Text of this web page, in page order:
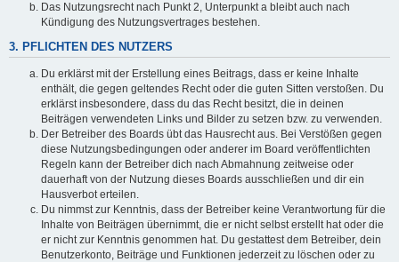
Das Nutzungsrecht nach Punkt 2, Unterpunkt a bleibt auch nach
Kündigung des Nutzungsvertrages bestehen.
3. PFLICHTEN DES NUTZERS
Du erklärst mit der Erstellung eines Beitrags, dass er keine Inhalte
enthält, die gegen geltendes Recht oder die guten Sitten verstoßen. Du
erklärst insbesondere, dass du das Recht besitzt, die in deinen
Beiträgen verwendeten Links und Bilder zu setzen bzw. zu verwenden.
Der Betreiber des Boards übt das Hausrecht aus. Bei Verstößen gegen
diese Nutzungsbedingungen oder anderer im Board veröffentlichten
Regeln kann der Betreiber dich nach Abmahnung zeitweise oder
dauerhaft von der Nutzung dieses Boards ausschließen und dir ein
Hausverbot erteilen.
Du nimmst zur Kenntnis, dass der Betreiber keine Verantwortung für die
Inhalte von Beiträgen übernimmt, die er nicht selbst erstellt hat oder die
er nicht zur Kenntnis genommen hat. Du gestattest dem Betreiber, dein
Benutzerkonto, Beiträge und Funktionen jederzeit zu löschen oder zu